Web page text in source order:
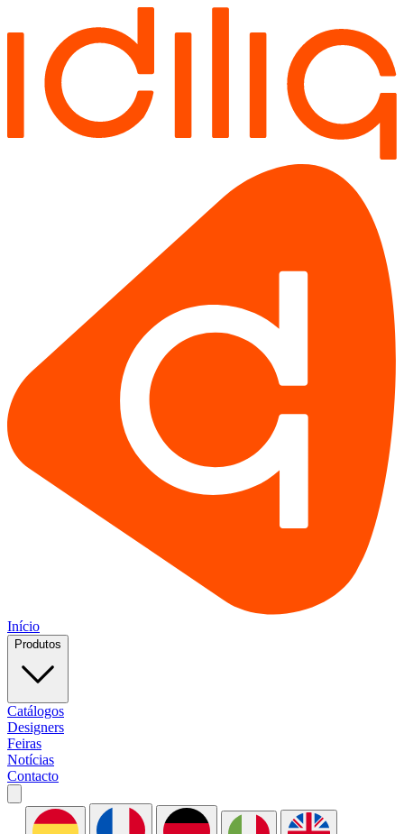
Início
Produtos
Catálogos
Designers
Feiras
Notícias
Contacto